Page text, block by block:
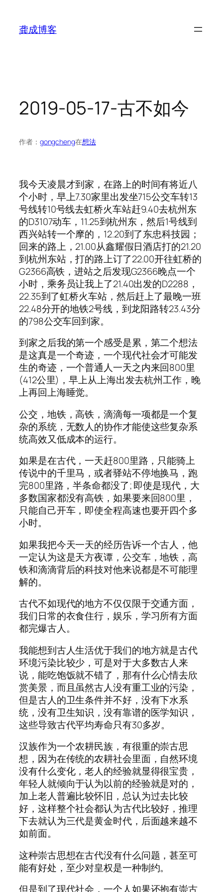
龚成博客
2019-05-17-古不如今
作者： gongcheng在想法
我今天凌晨才到家，在路上的时间有将近八
个小时，早上7.30家里出发坐715公交车转13
号线转10号线去虹桥火车站赶9.40去杭州东
的D3107动车，11.25到杭州东，然后1号线到
西兴站转一个摩的，12.20到了东忠科技园；
回来的路上，21.00从鑫耀假日酒店打的21.20
到杭州东站，打的路上订了22.00开往虹桥的
G2366高铁，进站之后发现G2366晚点一个
小时，乘务员让我上了21.40出发的D2288，
22.35到了虹桥火车站，然后赶上了最晚一班
22.48分开的地铁2号线，到龙阳路转23.43分
的798公交车回到家。
到家之后我的第一个感受是累，第二个想法
是这真是一个奇迹，一个现代社会才可能发
生的奇迹，一个普通人一天之内来回800里
(412公里)，早上从上海出发去杭州工作，晚
上再回上海睡觉。
公交，地铁，高铁，滴滴每一项都是一个复
杂的系统，无数人的协作才能使这些复杂系
统高效又低成本的运行。
如果是在古代，一天赶800里路，只能骑上
传说中的千里马，或者驿站不停地换马，跑
完800里路，半条命都没了; 即使是现代，大
多数国家都没有高铁，如果要来回800里，
只能自己开车，即使全程高速也要开四个多
小时。
如果我把今天一天的经历告诉一个古人，他
一定认为这是天方夜谭，公交车，地铁，高
铁和滴滴背后的科技对他来说都是不可能理
解的。
古代不如现代的地方不仅仅限于交通方面，
我们日常的衣食住行，娱乐，学习所有方面
都完爆古人。
我能想到古人生活优于我们的地方就是古代
环境污染比较少，可是对于大多数古人来
说，能吃饱饭就不错了，那有什么心情去欣
赏美景，而且虽然古人没有重工业的污染，
但是古人的卫生条件并不好，没有下水系
统，没有卫生知识，没有靠谱的医学知识，
这些导致古代平均寿命只有30多岁。
汉族作为一个农耕民族，有很重的崇古思
想，因为在传统的农耕社会里面，自然环境
没有什么变化，老人的经验就显得很宝贵，
年轻人就倾向于认为以前的经验就是对的，
加上老人普遍比较怀旧，总认为过去比较
好，这样整个社会都认为古代比较好，推理
下去就认为三代是黄金时代，后面越来越不
如前面。
这种崇古思想在古代没有什么问题，甚至可
能有好处，至少对皇权是一种制约。
但是到了现代社会，一个人如果还抱有崇古